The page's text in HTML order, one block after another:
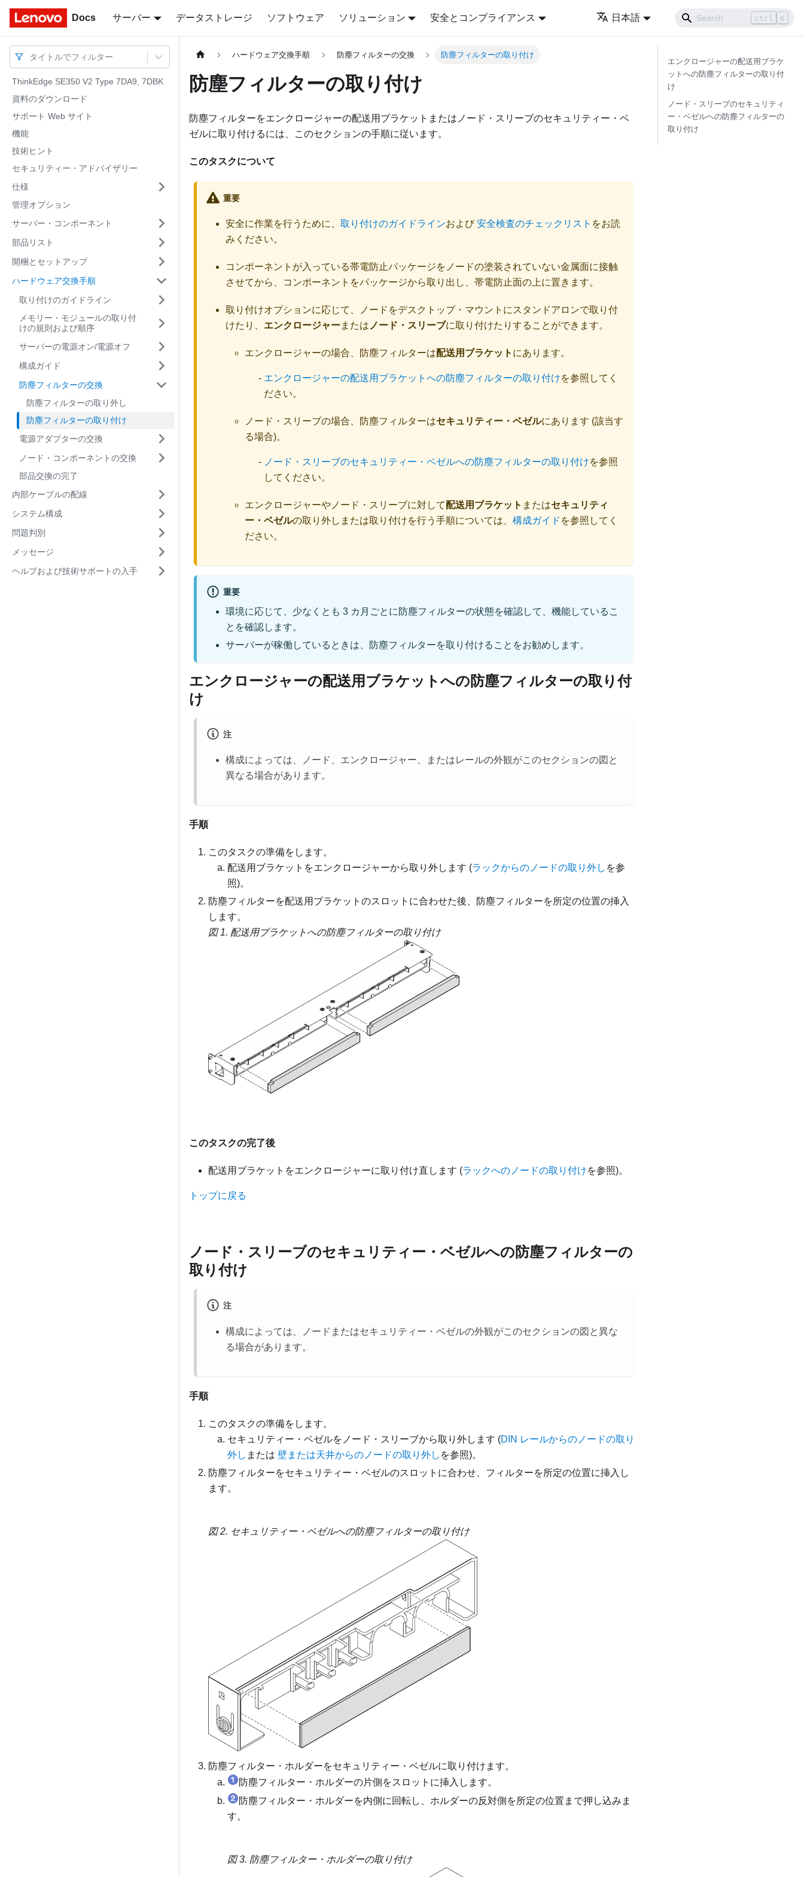
Docs サーバー データストレージ ソフトウェア ソリューション 安全とコンプライアンス 日本語 ctrl K
Docs
タイトルでフィルター
ThinkEdge SE350 V2 Type 7DA9, 7DBK
資料のダウンロード
サポート Web サイト
機能
技術ヒント
セキュリティー・アドバイザリー
仕様
管理オプション
サーバー・コンポーネント
部品リスト
開梱とセットアップ
ハードウェア交換手順
取り付けのガイドライン
メモリー・モジュールの取り付
けの規則および順序
サーバーの電源オン/電源オフ
構成ガイド
防塵フィルターの交換
防塵フィルターの取り外し
防塵フィルターの取り付け
電源アダプターの交換
ノード・コンポーネントの交換
部品交換の完了
内部ケーブルの配線
システム構成
問題判別
メッセージ
ヘルプおよび技術サポートの入手
ハードウェア交換手順 防塵フィルターの交換 防塵フィルターの取り付け
防塵フィルターの取り付け
防塵フィルターをエンクロージャーの配送用ブラケットまたはノード・スリーブのセキュリティー・ベ
ゼルに取り付けるには、このセクションの手順に従います。
このタスクについて
重要
安全に作業を行うために、 取り付けのガイドラインおよび安全検査のチェックリスト をお読
みください。
コンポーネントが入っている帯電防止パッケージをノードの塗装されていない金属面に接触
させてから、コンポーネントをパッケージから取り出し、帯電防止面の上に置きます。
取り付けオプションに応じて、ノードをデスクトップ・マウントにスタンドアロンで取り付
けたり、 エンクロージャーまたはノード・スリーブに取り付けたりすることができます。
エンクロージャーの場合、防塵フィルターは配送用ブラケット にあります。
エンクロージャーの配送用ブラケットへの防塵フィルターの取り付けを参照してく
ださい。
ノード・スリーブの場合、防塵フィルターはセキュリティー・ベゼルにあります (該当す
る場合)。
ノード・スリーブのセキュリティー・ベゼルへの防塵フィルターの取り付けを参照
してください。
エンクロージャーやノード・スリーブに対して配送用ブラケット またはセキュリティ
ー・ベゼルの取り外しまたは取り付けを行う手順については、 構成ガイド を参照してく
ださい。
重要
環境に応じて、少なくとも 3 カ月ごとに防塵フィルターの状態を確認して、機能しているこ
とを確認します。
サーバーが稼働しているときは、防塵フィルターを取り付けることをお勧めします。
エンクロージャーの配送用ブラケットへの防塵フィルターの取り付
け
注
構成によっては、ノード、エンクロージャー、またはレールの外観がこのセクションの図と
異なる場合があります。
手順
このタスクの準備をします。
配送用ブラケットをエンクロージャーから取り外します (ラックからのノードの取り外し を参
照)。
防塵フィルターを配送用ブラケットのスロットに合わせた後、防塵フィルターを所定の位置の挿入
します。
図 1. 配送用ブラケットへの防塵フィルターの取り付け
このタスクの完了後
配送用ブラケットをエンクロージャーに取り付け直します (ラックへのノードの取り付けを参照)。
トップに戻る
ノード・スリーブのセキュリティー・ベゼルへの防塵フィルターの
取り付け
注
構成によっては、ノード またはセキュリティー・ベゼルの外観がこのセクションの図と異な
る場合があります。
手順
このタスクの準備をします。
セキュリティー・ベゼルをノード・スリーブから取り外します (DIN レールからのノードの取り
外し または 壁または天井からのノードの取り外し を参照)。
防塵フィルターをセキュリティー・ベゼルのスロットに合わせ、フィルターを所定の位置に挿入し
ます。
図 2. セキュリティー・ベゼルへの防塵フィルターの取り付け
防塵フィルター・ホルダーをセキュリティー・ベゼルに取り付けます。
防塵フィルター・ホルダーの片側をスロットに挿入します。
防塵フィルター・ホルダーを内側に回転し、ホルダーの反対側を所定の位置まで押し込みま
す。
図 3. 防塵フィルター・ホルダーの取り付け
エンクロージャーの配送用ブラケ
ットへの防塵フィルターの取り付
け
ノード・スリーブのセキュリティ
ー・ベゼルへの防塵フィルターの
取り付け